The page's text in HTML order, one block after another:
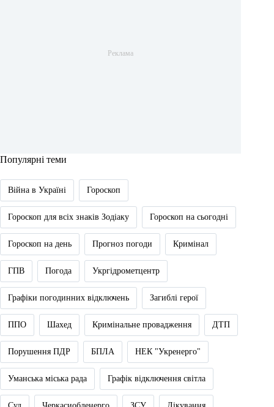
Популярні теми
Війна в Україні Гороскоп
Гороскоп для всіх знаків Зодіаку Гороскоп на сьогодні
Гороскоп на день Прогноз погоди Кримінал
ГПВ Погода Укргідрометцентр
Графіки погодинних відключень Загиблі герої
ППО Шахед Кримінальне провадження ДТП
Порушення ПДР БПЛА НЕК "Укренерго"
Уманська міська рада Графік відключення світла